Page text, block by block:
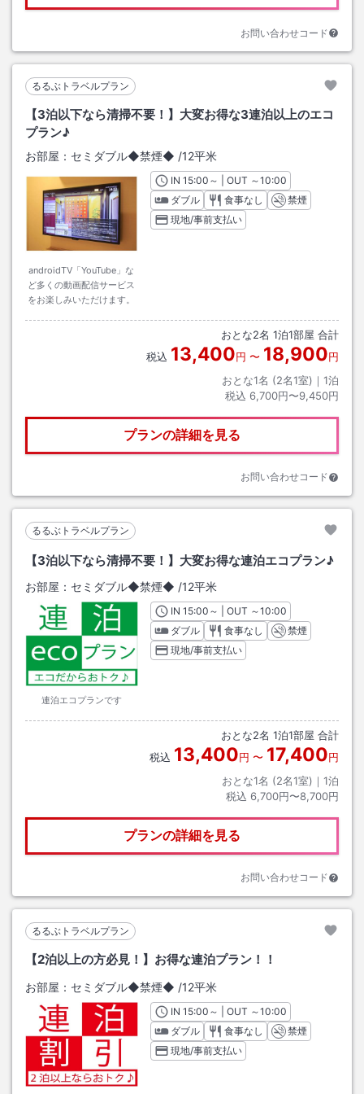
お問い合わせコード
るるぶトラベルプラン
【3泊以下なら清掃不要！】大変お得な3連泊以上のエコ
プラン♪
お部屋： セミダブル◆禁煙◆ /12平米
androidTV「YouTube」な
ど多くの動画配信サービス
をお楽しみいただけます。
INチェックイン
15:00 ～ | OUT チェックアウト
～10:00
ダブル
食事なし
禁煙
現地/事前支払い
おとな2名 1泊1部屋 合計
税込 13,400円 〜 18,900円
おとな1名 (2名1室)｜ 1泊
税込 6,700円〜9,450円
プランの詳細を見る
お問い合わせコード
るるぶトラベルプラン
【3泊以下なら清掃不要！】大変お得な連泊エコプラン♪
お部屋： セミダブル◆禁煙◆ /12平米
連泊エコプランです
INチェックイン
15:00 ～ | OUT チェックアウト
～10:00
ダブル
食事なし
禁煙
現地/事前支払い
おとな2名 1泊1部屋 合計
税込 13,400円 〜 17,400円
おとな1名 (2名1室)｜ 1泊
税込 6,700円〜8,700円
プランの詳細を見る
お問い合わせコード
るるぶトラベルプラン
【2泊以上の方必見！】お得な連泊プラン！！
お部屋： セミダブル◆禁煙◆ /12平米
INチェックイン
15:00 ～ | OUT チェックアウト
～10:00
ダブル
食事なし
禁煙
現地/事前支払い